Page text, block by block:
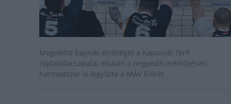
Megvédte bajnoki elsőségét a Kaposvár férfi
röplabdacsapata, miután a negyedik mérkőzésen
harmadszor is legyőzte a MÁV Előrét.